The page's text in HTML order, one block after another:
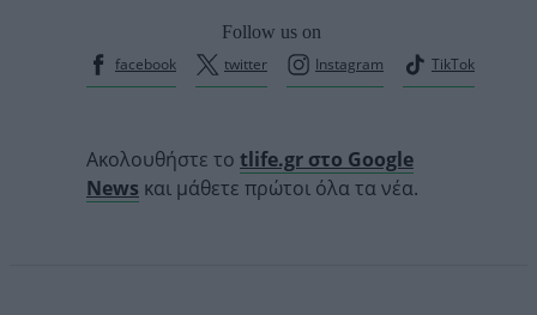
Follow us on
facebook
twitter Instagram TikTok
Ακολουθήστε το tlife.gr στο Google
News και μάθετε πρώτοι όλα τα νέα.